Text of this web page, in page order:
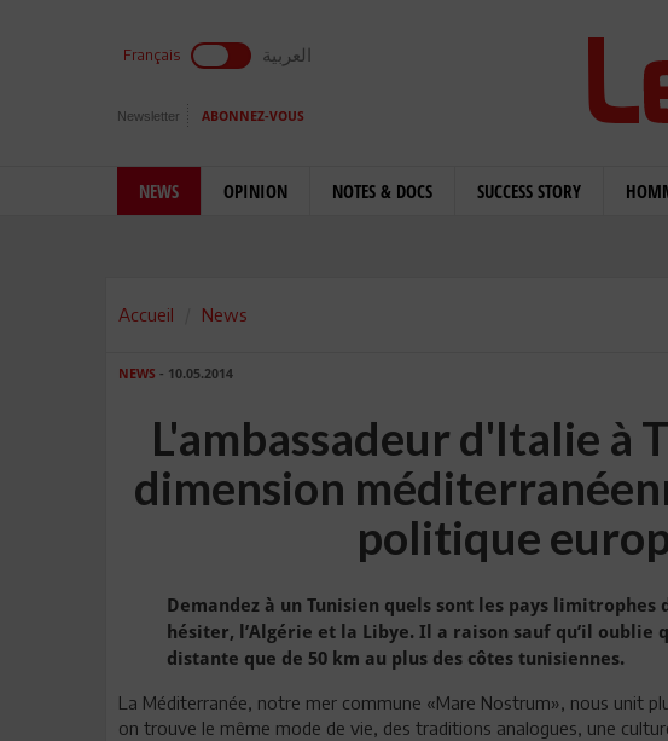
Français العربية
Newsletter ABONNEZ-VOUS
NEWS OPINION NOTES & DOCS SUCCESS STORY
Accueil News
NEWS - 10.05.2014
L'ambassadeur d'Italie à
dimension
politique
Demandez à un Tunisien quels sont les pays limitrophes
hésiter, l’Algérie et la Libye. Il a raison sauf qu’il oublie
distante que de 50 km au plus des côtes tunisiennes.
La Méditerranée, notre mer commune «Mare Nostrum», nous unit
on trouve le même mode de vie, des traditions analogues, une